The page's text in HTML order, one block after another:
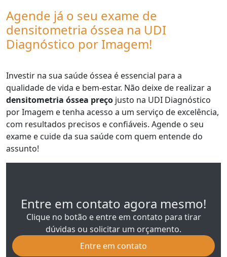
Agende já o seu exame de
densitometria óssea na UDI
Diagnóstico por Imagem!
Investir na sua saúde óssea é essencial para a
qualidade de vida e bem-estar. Não deixe de realizar a
densitometria óssea preço justo na UDI Diagnóstico
por Imagem e tenha acesso a um serviço de excelência,
com resultados precisos e confiáveis. Agende o seu
exame e cuide da sua saúde com quem entende do
assunto!
Entre em contato agora mesmo!
Clique no botão e entre em contato para tirar
dúvidas ou solicitar um orçamento.
Entre em contato